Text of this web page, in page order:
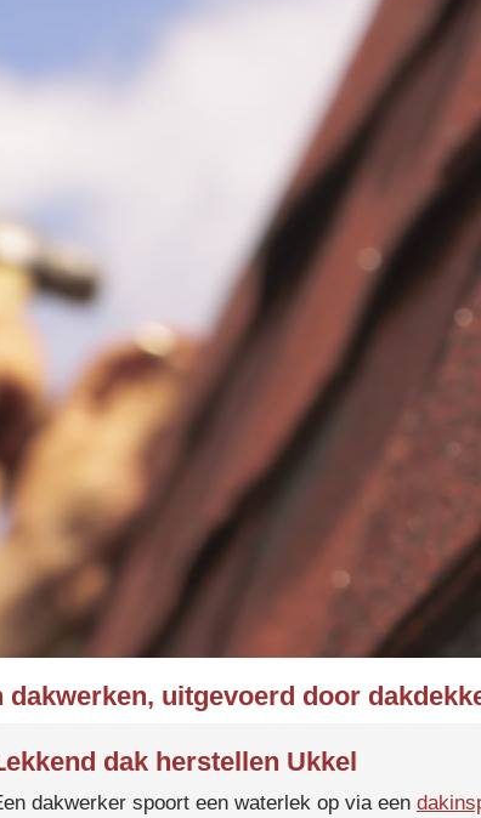
uitgevoerd door
dak herstellen Ukkel
dakwerker spoort een waterlek op via een